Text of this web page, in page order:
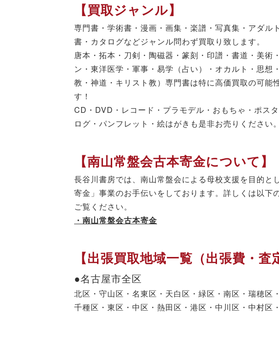
【買取ジャンル】
専門書・学術書・漫画・画集・楽譜・写真集・アダル
書・カタログなどジャンル問わず買取り致します。
唐本・拓本・刀剣・陶磁器・篆刻・印譜・書道・美術
ン・東洋医学・軍事・易学（占い）・オカルト・思想
教・神道・キリスト教）専門書は特に高価買取の可能
す！
CD・DVD・レコード・プラモデル・おもちゃ・ポス
ログ・パンフレット・絵はがきも是非お売りください。
【南山常盤会古本寄金について】
長谷川書房では、南山常盤会による母校支援を目的と
寄金」事業のお手伝いをしております。詳しくは以下
ご覧ください。
・南山常盤会古本寄金
【出張買取地域一覧（出張費・査
●名古屋市全区
北区・守山区・名東区・天白区・緑区・南区・瑞穂区
千種区・東区・中区・熱田区・港区・中川区・中村区